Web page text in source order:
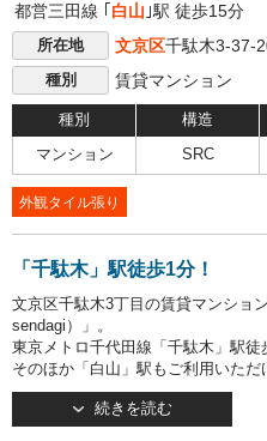
都営三田線 ｢ 白山 ｣駅 徒歩15分
所在地 文京区千駄木3-37-
種別 賃貸マンション
種別 構造
マンション SRC
外観タイル張り
「千駄木」駅徒歩1分！
文京区千駄木3丁目の賃貸マンショ
sendagi）」。
東京メトロ千代田線「千駄木」駅徒
そのほか「白山」駅もご利用いただ
1998年5月竣工・地上13階建てのマ
続きを読む